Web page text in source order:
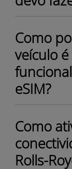
Como
veículo
eSIM?
Como
Rolls-